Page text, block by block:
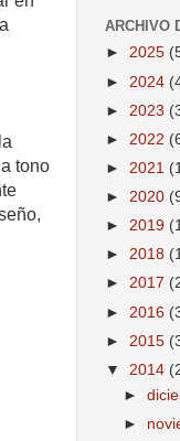
tono
ARCHIVO
► 2025
► 2024
► 2023
► 2022
► 2021
► 2020
► 2019
► 2018
► 2017
► 2016
► 2015
▼ 2014
►
►